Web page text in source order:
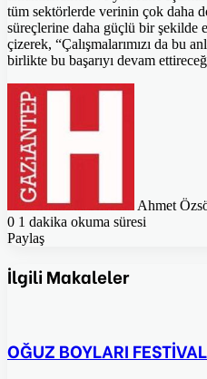
tüm sektörlerde verinin çok daha
süreçlerine daha güçlü bir şekilde
çizerek, “Çalışmalarımızı da bu
birlikte bu başarıyı devam
Ahmet
0 1 dakika okuma süresi
Paylaş
Posta
ile
İlgili Makaleler
OĞUZ BOYLARI